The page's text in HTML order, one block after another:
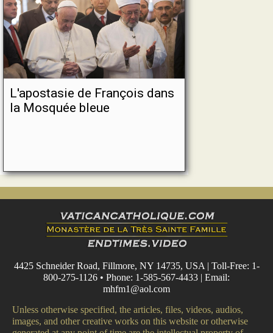
L'apostasie de François dans
la Mosquée bleue
4425 Schneider Road, Fillmore, NY 14735, USA | Toll-Free: 1-
800-275-1126 • Phone: 1-585-567-4433 | Email:
mhfm1@aol.com
Unless otherwise specified, the articles, files, videos, audios,
images, and other creative works on this website or otherwise